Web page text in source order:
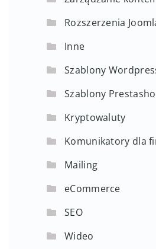
Rozszerzenia
Inne
Szablony
Szablony
Kryptowaluty
Komunikatory dla
Mailing
eCommerce
SEO
Wideo